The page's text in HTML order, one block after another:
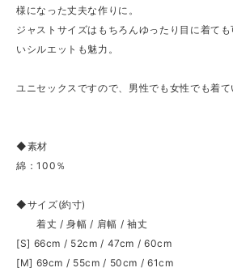
様になった丈夫な作りに。
ジャストサイズはもちろんゆったり目に着て
いシルエットも魅力。
ユニセックスですので、男性でも女性でも着て
◆素材
綿：100％
◆サイズ(約寸)
着丈 / 身幅 / 肩幅 / 袖丈
[S] 66cm / 52cm / 47cm / 60cm
[M] 69cm / 55cm / 50cm / 61cm